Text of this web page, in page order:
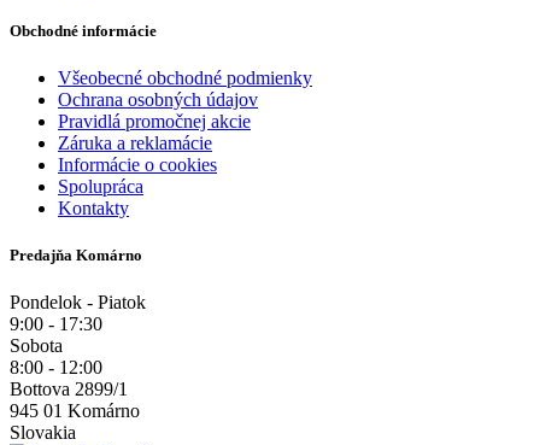
Obchodné informácie
Všeobecné obchodné podmienky
Ochrana osobných údajov
Pravidlá promočnej akcie
Záruka a reklamácie
Informácie o cookies
Spolupráca
Kontakty
Predajňa Komárno
Pondelok - Piatok
9:00 - 17:30
Sobota
8:00 - 12:00
Bottova 2899/1
945 01 Komárno
Slovakia